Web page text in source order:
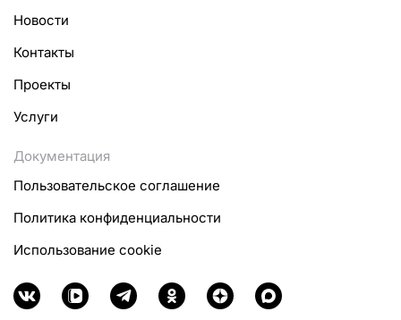
Новости
Контакты
Проекты
Услуги
Документация
Пользовательское соглашение
Политика конфиденциальности
Использование cookie